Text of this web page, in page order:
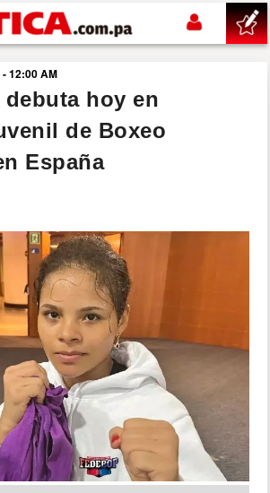
principal
- 12:00 AM
debuta hoy en
de Boxeo
España